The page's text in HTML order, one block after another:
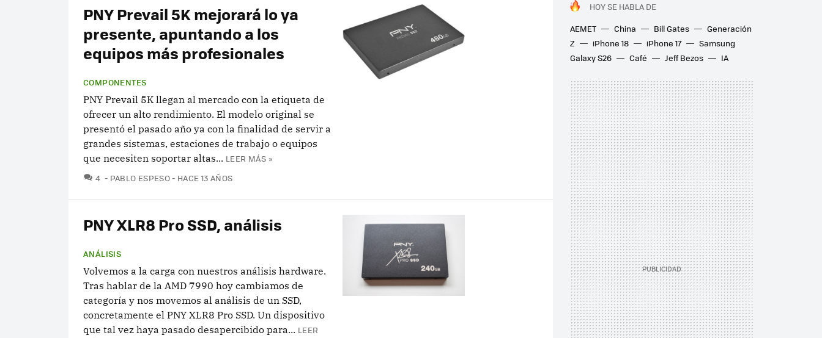
HOY SE HABLA DE
AEMET
China Bill Gates
Generación
Z
iPhone 18 iPhone 17
Samsung
Galaxy S26
Café Jeff Bezos IA
PNY Prevail 5K mejorará lo ya
presente, apuntando a los
equipos más profesionales
COMPONENTES
PNY Prevail 5K llegan al mercado con la etiqueta de
ofrecer un alto rendimiento. El modelo original se
presentó el pasado año ya con la finalidad de servir a
grandes sistemas, estaciones de trabajo o equipos
que necesiten soportar altas... LEER MÁS »
4 COMENTARIOS
PABLO ESPESO HACE 13 AÑOS
PNY XLR8 Pro SSD, análisis
ANÁLISIS
Volvemos a la carga con nuestros análisis hardware.
Tras hablar de la AMD 7990 hoy cambiamos de
categoría y nos movemos al análisis de un SSD,
concretamente el PNY XLR8 Pro SSD. Un dispositivo
que tal vez haya pasado desapercibido para... LEER